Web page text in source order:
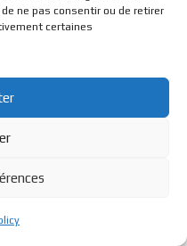
ne pas consentir ou de retirer
certaines
- 39170 Lavans Les St